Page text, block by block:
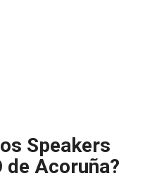
Speakers
de Acoruña?